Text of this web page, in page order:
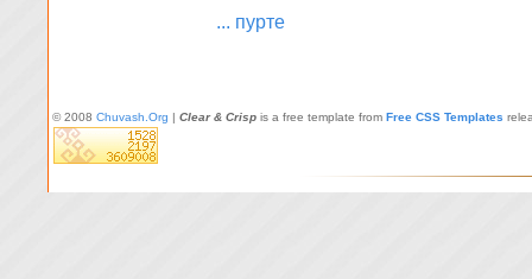
... пурте
© 2008 Chuvash.Org | Clear & Crisp is a free template from Free CSS Templates